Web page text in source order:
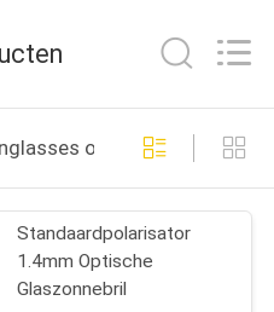
online fabricage
Standaardpolarisator
1.4mm Optische
Glaszonnebril